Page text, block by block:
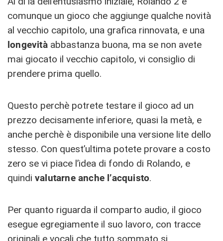
comunque un gioco che aggiunge qualche novità
al vecchio capitolo, una grafica rinnovata, e una
longevitàabbastanza buona, ma se non avete
mai giocato il vecchio capitolo, vi consiglio di
prendere prima quello.
Questo perchè potrete testare il gioco ad un
prezzo decisamente inferiore, quasi la metà, e
anche perchè è disponibile una versione lite dello
stesso. Con quest’ultima potete provare a costo
zero se vi piace l’idea di fondo di Rolando, e
quindi valutarne anche l’acquisto.
Per quanto riguarda il comparto audio, il gioco
esegue egregiamente il suo lavoro, con tracce